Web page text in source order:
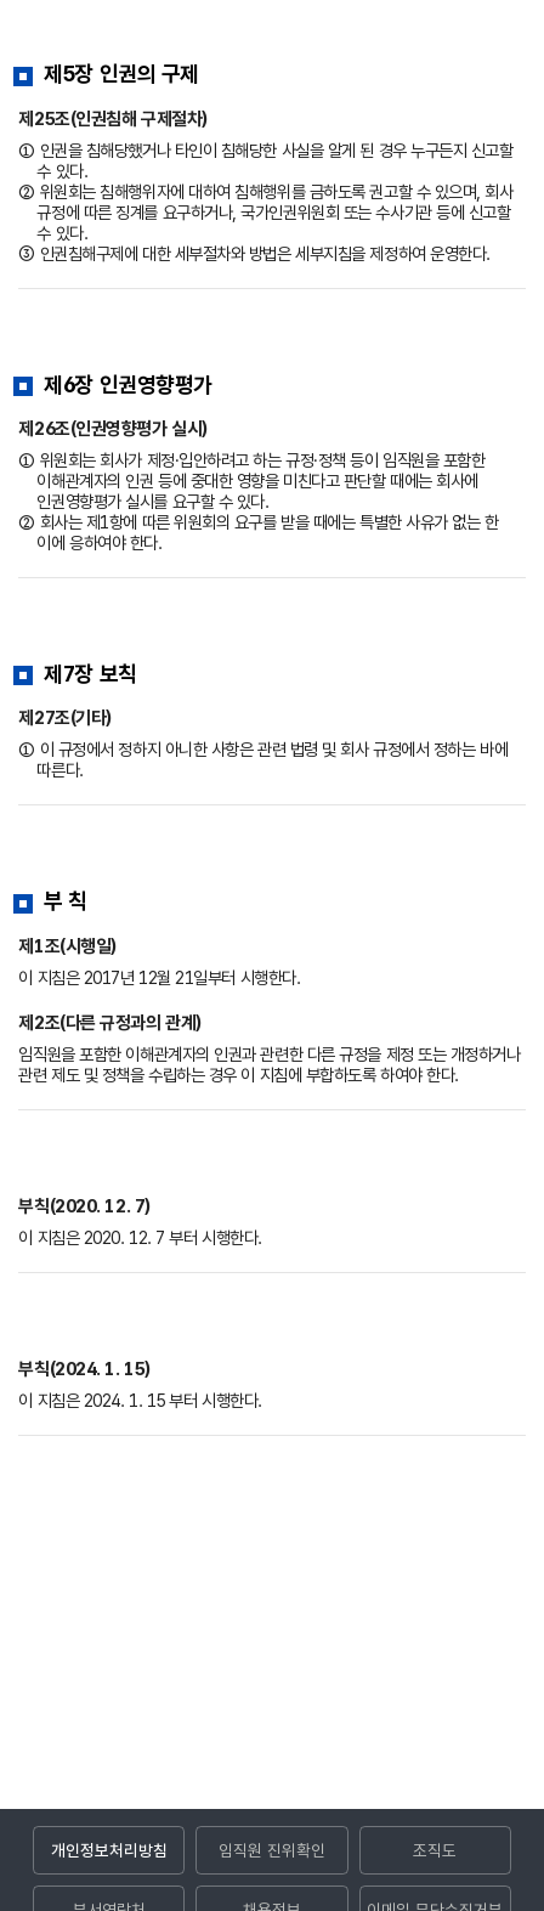
제5장 인권의 구제
제25조(인권침해 구제절차)
① 인권을 침해당했거나 타인이 침해당한 사실을 알게 된 경우 누구든지 신고할
수 있다.
② 위원회는 침해행위자에 대하여 침해행위를 금하도록 권고할 수 있으며, 회사
규정에 따른 징계를 요구하거나, 국가인권위원회 또는 수사기관 등에 신고할
수 있다.
③ 인권침해구제에 대한 세부절차와 방법은 세부지침을 제정하여 운영한다.
제6장 인권영향평가
제26조(인권영향평가 실시)
① 위원회는 회사가 제정·입안하려고 하는 규정·정책 등이 임직원을 포함한
이해관계자의 인권 등에 중대한 영향을 미친다고 판단할 때에는 회사에
인권영향평가 실시를 요구할 수 있다.
② 회사는 제1항에 따른 위원회의 요구를 받을 때에는 특별한 사유가 없는 한
이에 응하여야 한다.
제7장 보칙
제27조(기타)
① 이 규정에서 정하지 아니한 사항은 관련 법령 및 회사 규정에서 정하는 바에
따른다.
부 칙
제1조(시행일)
이 지침은 2017년 12월 21일부터 시행한다.
제2조(다른 규정과의 관계)
임직원을 포함한 이해관계자의 인권과 관련한 다른 규정을 제정 또는 개정하거나
관련 제도 및 정책을 수립하는 경우 이 지침에 부합하도록 하여야 한다.
부칙(2020. 12. 7)
이 지침은 2020. 12. 7 부터 시행한다.
부칙(2024. 1. 15)
이 지침은 2024. 1. 15 부터 시행한다.
개인정보처리방침 임직원 진위확인 조직도